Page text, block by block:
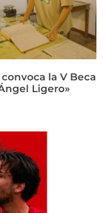
la V Beca
Ligero»